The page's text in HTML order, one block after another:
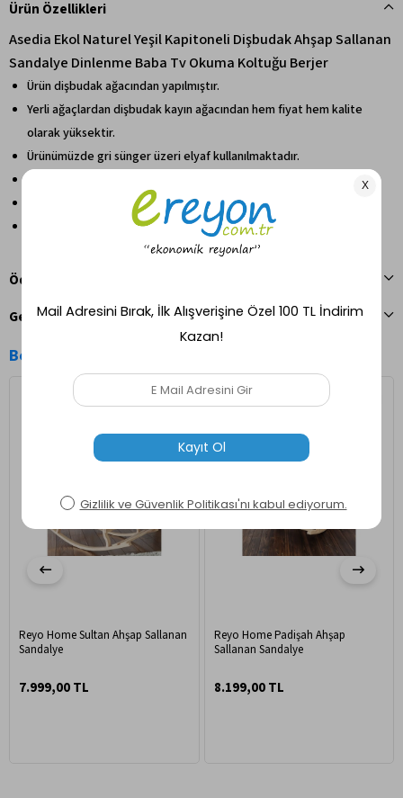
Ürün Özellikleri
Asedia Ekol Naturel Yeşil Kapitoneli Dişbudak Ahşap Sallanan
Sandalye Dinlenme Baba Tv Okuma Koltuğu Berjer
Ürün dişbudak ağacından yapılmıştır.
Yerli ağaçlardan dişbudak kayın ağacından hem fiyat hem kalite
olarak yüksektir.
Ürünümüzde gri sünger üzeri elyaf kullanılmaktadır.
El işçiliği ile kapitone edilen üründe keten kumaş kullanılmıştır.
Ürünümüz tek parça halinde pufu ve kırlenti ile birlikte ücretsiz
teslim edilmektedir sağlıkla güvenle kullanın.
Ödeme Seçenekleri
Geri Bildirim Gönder
Benzer Ürünler
Reyo Home Sultan Ahşap Sallanan
Sandalye
7.999,00 TL
Ücretsiz Kargo
Reyo Home Padişah Ahşap
Sallanan Sandalye
8.199,00 TL